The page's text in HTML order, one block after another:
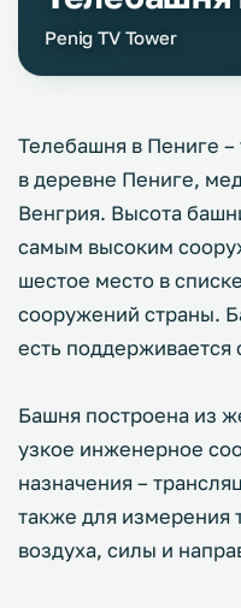
Penig TV Tower
Телебашня в Пениге
в деревне Пениге,
Венгрия. Высота
самым высоким
шестое место в
сооружений страны.
есть
Башня построена из
узкое инженерное
назначения –
также для измерения
воздуха, силы и